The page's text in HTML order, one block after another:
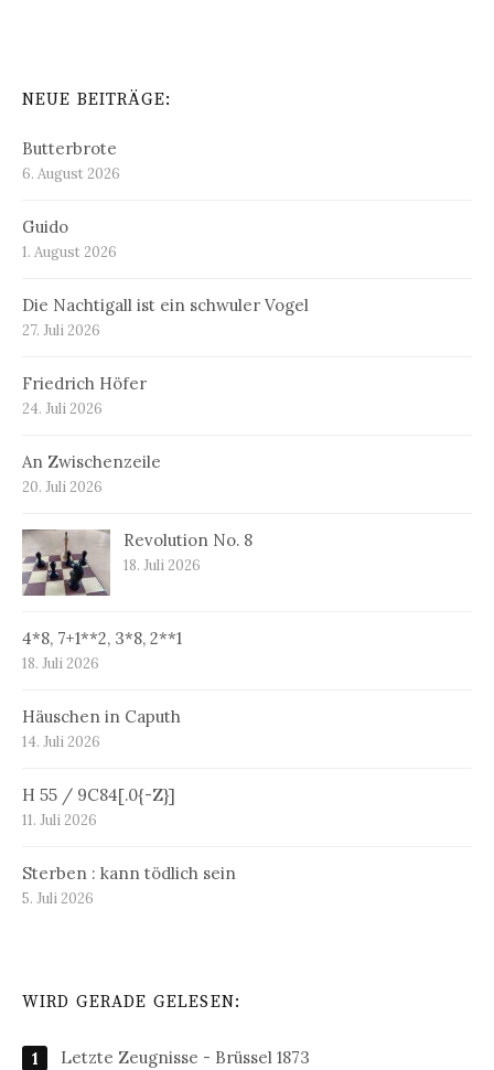
NEUE BEITRÄGE:
Butterbrote
6. August 2026
Guido
1. August 2026
Die Nachtigall ist ein schwuler Vogel
27. Juli 2026
Friedrich Höfer
24. Juli 2026
An Zwischenzeile
20. Juli 2026
Revolution No. 8
18. Juli 2026
4*8, 7+1**2, 3*8, 2**1
18. Juli 2026
Häuschen in Caputh
14. Juli 2026
H 55 / 9C84[.0{-Z}]
11. Juli 2026
Sterben : kann tödlich sein
5. Juli 2026
WIRD GERADE GELESEN:
Letzte Zeugnisse - Brüssel 1873